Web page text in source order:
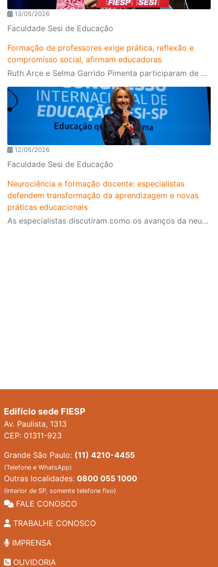
13/05/2026
Faculdade Sesi de Educação
Formação de professores exige prática, reflexão e
compromisso social, afirmam educadoras
Ruth Arce e Selma Garrido Pimenta participaram de painel do IV Congresso Internacional de Educação Sesi-SP
12/05/2026
Faculdade Sesi de Educação
Neurociência e formação docente: especialistas
defendem transformação da aprendizagem e novas
práticas educacionais
As especialistas discutiram como os avanços da neurociência podem contribuir para uma educação mais significativa, humana e alinhada ao funcionamento do cérebro
Edifício sede FIESP
Av. Paulista, 1313
CEP: 01311-923
Grande São Paulo: (11) 4210-4455
(Telefone e WhatsApp)
Outras localidades: 0800 055 1000
(Interior de SP, somente telefone fixo)
FALE CONOSCO
TRABALHE CONOSCO
IMPRENSA
OUVIDORIA